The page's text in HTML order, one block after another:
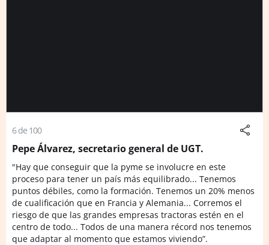
6 de 100
Pepe Álvarez, secretario general de UGT.
"Hay que conseguir que la pyme se involucre en este
proceso para tener un país más equilibrado... Tenemos
puntos débiles, como la formación. Tenemos un 20% menos
de cualificación que en Francia y Alemania... Corremos el
riesgo de que las grandes empresas tractoras estén en el
centro de todo... Todos de una manera récord nos tenemos
que adaptar al momento que estamos viviendo”.